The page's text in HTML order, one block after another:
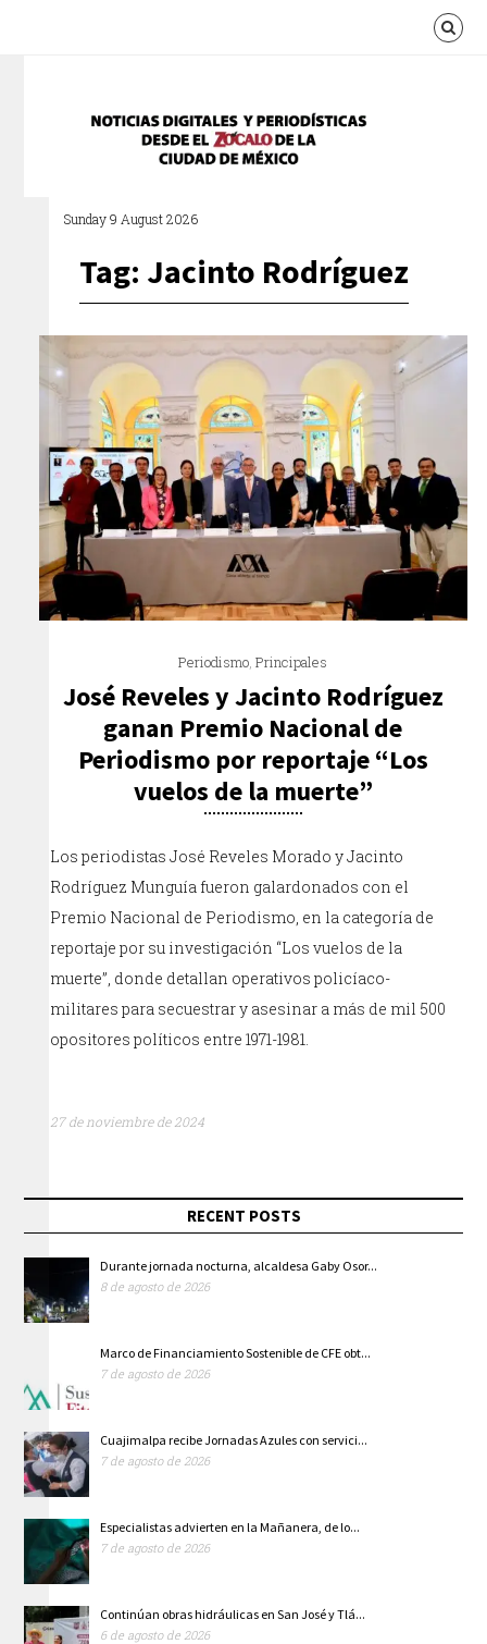
Sunday 9 August 2026
Tag: Jacinto Rodríguez
Periodismo,Principales
José Reveles y Jacinto Rodríguez
ganan Premio Nacional de
Periodismo por reportaje “Los
vuelos de la muerte”
Los periodistas José Reveles Morado y Jacinto
Rodríguez Munguía fueron galardonados con el
Premio Nacional de Periodismo, en la categoría de
reportaje por su investigación “Los vuelos de la
muerte”, donde detallan operativos policíaco-
militares para secuestrar y asesinar a más de mil 500
opositores políticos entre 1971-1981.
27 de noviembre de 2024
RECENT POSTS
Durante jornada nocturna, alcaldesa Gaby Osor...
8 de agosto de 2026
Marco de Financiamiento Sostenible de CFE obt...
7 de agosto de 2026
Cuajimalpa recibe Jornadas Azules con servici...
7 de agosto de 2026
Especialistas advierten en la Mañanera, de lo...
7 de agosto de 2026
Continúan obras hidráulicas en San José y Tlá...
6 de agosto de 2026